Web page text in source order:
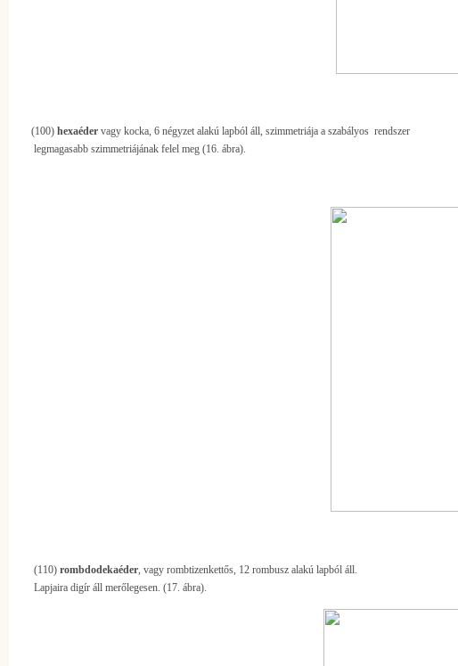
(100) hexaéder vagy kocka, 6 négyzet alakú lapból áll, szimmetriája a szabályos rendszer
legmagasabb szimmetriájának felel meg (16. ábra).
(110) rombdodekaéder , vagy rombtizenkettős, 12 rombusz alakú lapból áll.
Lapjaira digír áll merőlegesen. (17. ábra).